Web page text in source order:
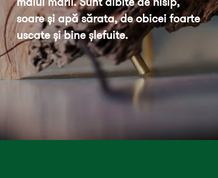
soare și apă sărata, de obicei foarte
uscate și bine șlefuite.